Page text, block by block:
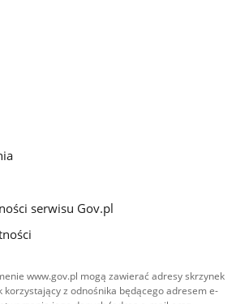
serwisu Gov.pl
www.gov.pl mogą zawierać adresy skrzynek
korzystający z odnośnika będącego adresem e-